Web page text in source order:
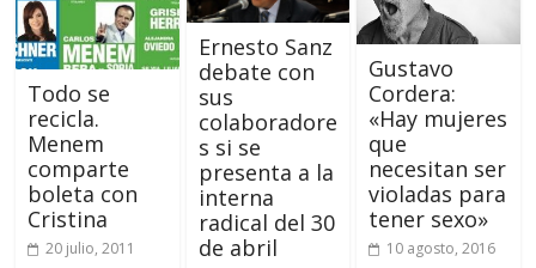
Todo se
recicla.
Menem
comparte
boleta con
Cristina
20 julio, 2011
Ernesto Sanz
debate con
sus
colaboradore
s si se
presenta a la
interna
radical del 30
de abril
Gustavo
Cordera:
«Hay mujeres
que
necesitan ser
violadas para
tener sexo»
10 agosto, 2016